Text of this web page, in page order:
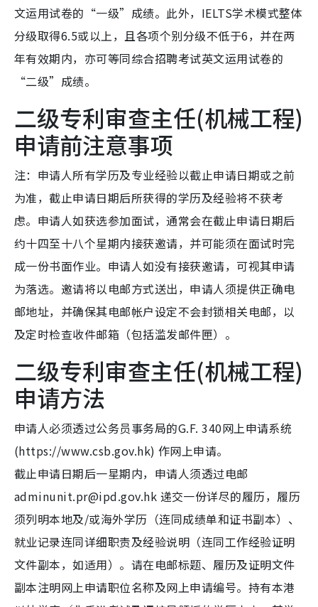
文运用试卷的“一级”成绩。此外，IELTS学术模式整体
分级取得6.5或以上，且各项个别分级不低于6，并在两
年有效期内，亦可等同综合招聘考试英文运用试卷的
“二级”成绩。
二级专利审查主任(机械工程)
申请前注意事项
注：申请人所有学历及专业经验以截止申请日期或之前
为准，截止申请日期后所获得的学历及经验将不获考
虑。申请人如获选参加面试，通常会在截止申请日期后
约十四至十八个星期内接获邀请，并可能须在面试时完
成一份书面作业。申请人如没有接获邀请，可视其申请
为落选。邀请将以电邮方式送出，申请人须提供正确电
邮地址，并确保其电邮帐户设定不会封锁相关电邮，以
及定时检查收件邮箱（包括滥发邮件匣）。
二级专利审查主任(机械工程)
申请方法
申请人必须透过公务员事务局的G.F. 340网上申请系统
(https://www.csb.gov.hk) 作网上申请。
截止申请日期后一星期内，申请人须透过电邮
adminunit.pr@ipd.gov.hk 递交一份详尽的履历，履历
须列明本地及/或海外学历（连同成绩单和证书副本）、
就业记录连同详细职责及经验说明（连同工作经验证明
文件副本，如适用）。请在电邮标题、履历及证明文件
副本注明网上申请职位名称及网上申请编号。持有本港